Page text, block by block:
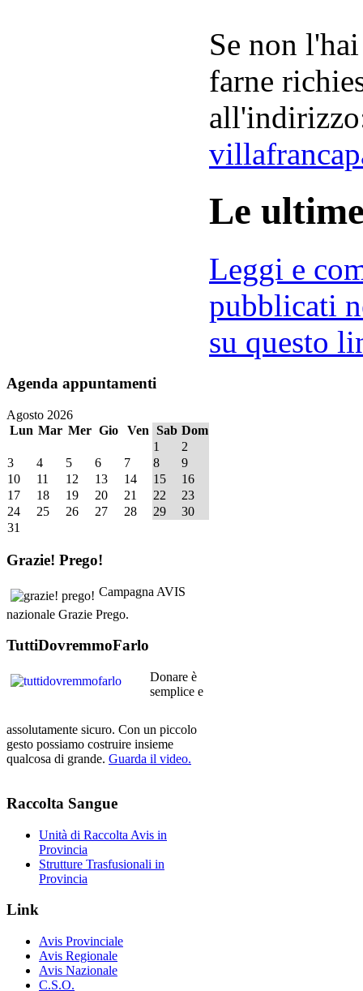
Se non
farne
Le
Leggi e
pubblicati
su questo
Agenda appuntamenti
Agosto 2026
Lun Mar Mer Gio Ven Sab Dom
1
2
3
4 5 6 7 8
9
10
11 12 13 14 15
16
17
18 19 20 21 22
23
24
25 26 27 28 29
30
31
Grazie! Prego!
Campagna AVIS
nazionale Grazie Prego.
TuttiDovremmoFarlo
Donare è
semplice e
assolutamente sicuro. Con un piccolo
gesto possiamo costruire insieme
qualcosa di grande. Guarda il video.
Raccolta Sangue
Unità di Raccolta Avis in
Provincia
Strutture Trasfusionali in
Provincia
Link
Avis Provinciale
Avis Regionale
Avis Nazionale
C.S.O.